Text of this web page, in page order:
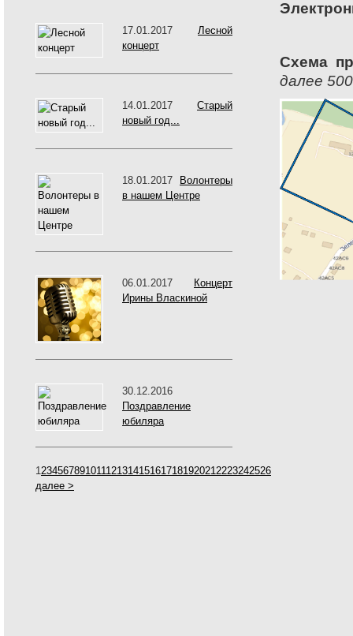
17.01.2017 Лесной
концерт
14.01.2017 Старый
новый год...
18.01.2017 Волонтеры
в нашем Центре
06.01.2017 Концерт
Ирины Власкиной
30.12.2016
Поздравление
юбиляра
1 23456789101112131415161718192021 2223242526
далее >
Схема
далее